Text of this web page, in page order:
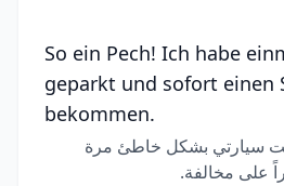
So ein Pech! Ich habe
geparkt und sofort einen
bekommen.
سيارتي بشكل خاطئ مرة
على مخالفة.